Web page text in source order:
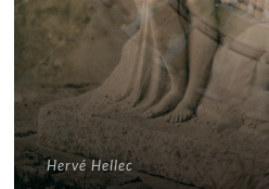
Hervé Hellec